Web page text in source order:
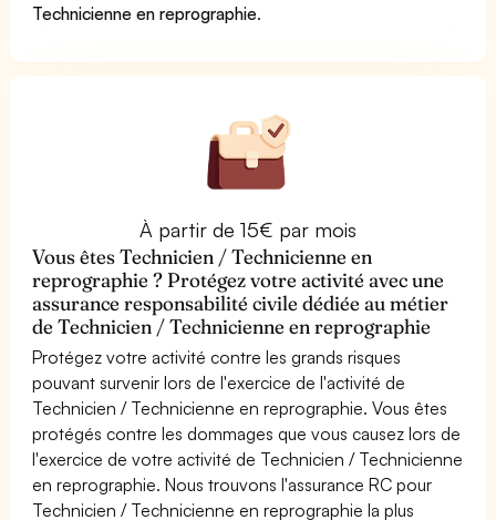
Technicienne en reprographie.
À partir de 15€ par mois
Vous êtes Technicien / Technicienne en
reprographie ? Protégez votre activité avec une
assurance responsabilité civile dédiée au métier
de Technicien / Technicienne en reprographie
Protégez votre activité contre les grands risques
pouvant survenir lors de l'exercice de l'activité de
Technicien / Technicienne en reprographie. Vous êtes
protégés contre les dommages que vous causez lors de
l'exercice de votre activité de Technicien / Technicienne
en reprographie. Nous trouvons l'assurance RC pour
Technicien / Technicienne en reprographie la plus